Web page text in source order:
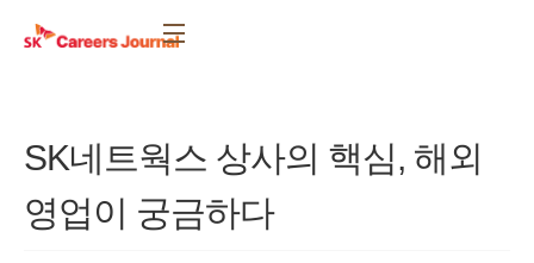
SK네트웍스 상사의 핵심, 해외
영업이 궁금하다